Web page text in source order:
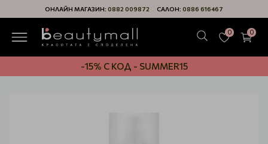
ОНЛАЙН МАГАЗИН: 0882 009872 САЛОН: 0886 616467
0 0
-15% С КОД - SUMMER15